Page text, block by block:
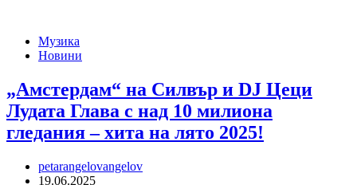
Музика
Новини
„Амстердам“ на Силвър и DJ Цеци
Лудата Глава с над 10 милиона
гледания – хита на лято 2025!
petarangelovangelov
19.06.2025